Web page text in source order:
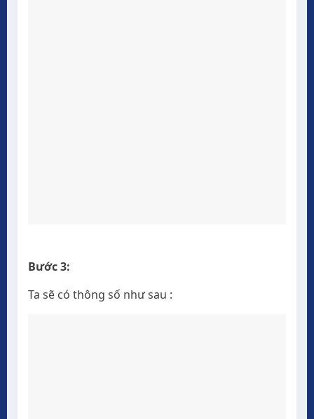
Bước 3:
Ta sẽ có thông số như sau :